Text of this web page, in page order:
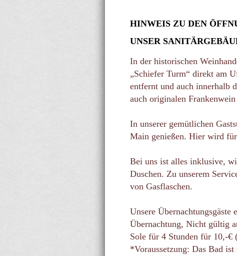
HINWEIS ZU DEN
UNSER
In der historischen
„Schiefer Turm“ direkt am
entfernt und auch innerhalb
auch originalen
In unserer gemütlichen
Main genießen. Hier wird für
Bei uns ist alles inklusive,
Duschen. Zu unserem
von Gasflaschen.
Unsere
Übernachtung, Nicht gültig
Sole für 4 Stunden für 10,-€
*Voraussetzung: Das Bad